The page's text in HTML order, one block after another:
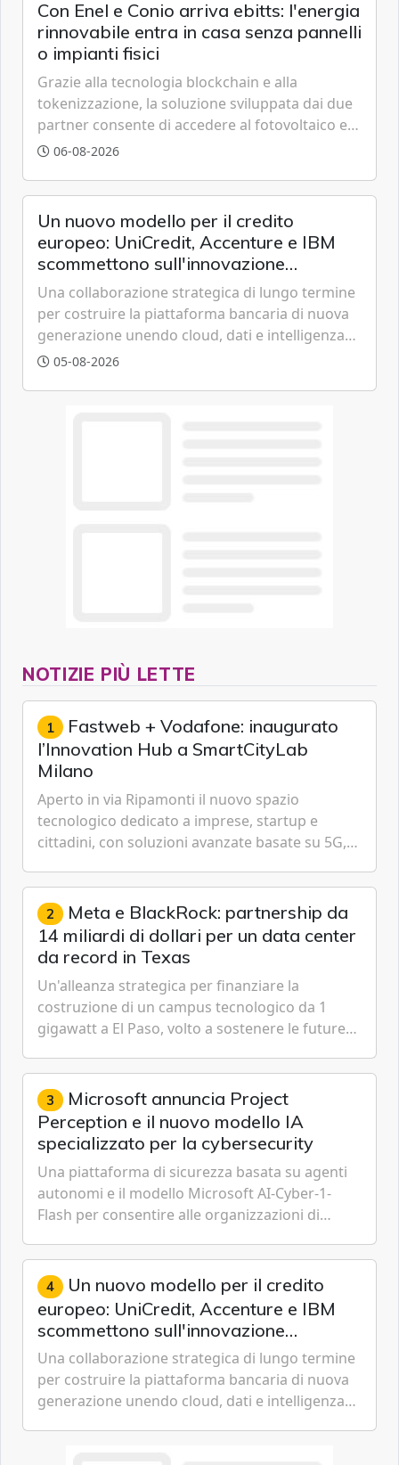
Con Enel e Conio arriva ebitts: l'energia
rinnovabile entra in casa senza pannelli
o impianti fisici
Grazie alla tecnologia blockchain e alla
tokenizzazione, la soluzione sviluppata dai due
partner consente di accedere al fotovoltaico e
all'eolico ottenendo risparmi diretti in bolletta,
06-08-2026
Un nuovo modello per il credito
europeo: UniCredit, Accenture e IBM
scommettono sull'innovazione
tecnologica
Una collaborazione strategica di lungo termine
per costruire la piattaforma bancaria di nuova
generazione unendo cloud, dati e intelligenza
artificiale.
05-08-2026
NOTIZIE PIÙ LETTE
1 Fastweb + Vodafone: inaugurato
l’Innovation Hub a SmartCityLab
Milano
Aperto in via Ripamonti il nuovo spazio
tecnologico dedicato a imprese, startup e
cittadini, con soluzioni avanzate basate su 5G,
Cybersecurity.
2 Meta e BlackRock: partnership da
14 miliardi di dollari per un data center
da record in Texas
Un'alleanza strategica per finanziare la
costruzione di un campus tecnologico da 1
gigawatt a El Paso, volto a sostenere le future
artificiale dell'azienda di Mark Zuckerberg.
3 Microsoft annuncia Project
Perception e il nuovo modello IA
specializzato per la cybersecurity
Una piattaforma di sicurezza basata su agenti
autonomi e il modello Microsoft AI-Cyber-1-
Flash per consentire alle organizzazioni di
gestione continua del rischio.
4 Un nuovo modello per il credito
europeo: UniCredit, Accenture e IBM
scommettono sull'innovazione
tecnologica
Una collaborazione strategica di lungo termine
per costruire la piattaforma bancaria di nuova
generazione unendo cloud, dati e intelligenza